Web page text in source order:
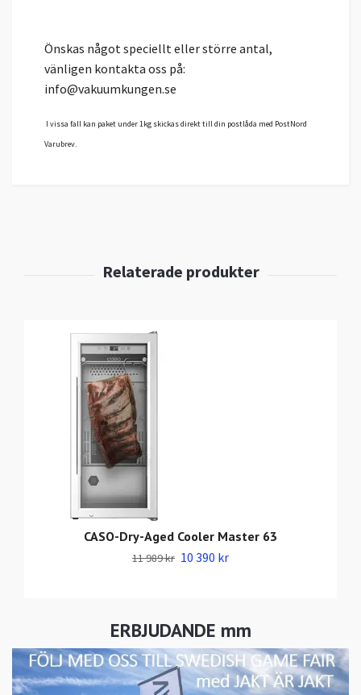
ERBJUDANDE mm
Önskas något speciellt eller större antal,
vänligen kontakta oss på:
info@vakuumkungen.se
I vissa fall kan paket under 1kg skickasdirekt till din postlåda med PostNord
Varubrev.
CASO-Dry-Aged Cooler Master 63
11 989 kr 10 390 kr